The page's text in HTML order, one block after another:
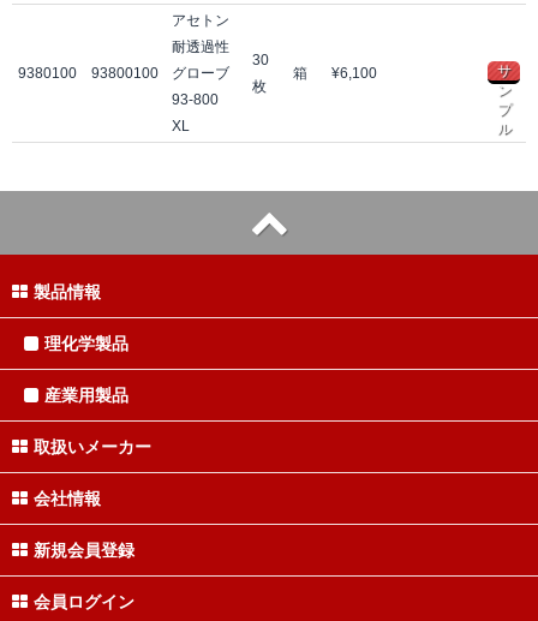
9380100 93800100
アセトン
耐透過性
グローブ
93-800
XL
30
枚
箱 ¥6,100
サ
ン
プ
ル
製品情報
理化学製品
産業用製品
取扱いメーカー
会社情報
新規会員登録
会員ログイン